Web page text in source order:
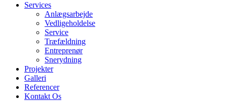
Services
Anlægsarbejde
Vedligeholdelse
Service
Træfældning
Entreprenør
Snerydning
Projekter
Galleri
Referencer
Kontakt Os